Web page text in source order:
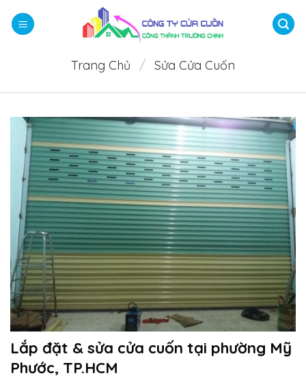
qua
Trang Chủ / Sửa Cửa Cuốn
Lắp đặt & sửa cửa cuốn tại phường Mỹ
Phước, TP.HCM